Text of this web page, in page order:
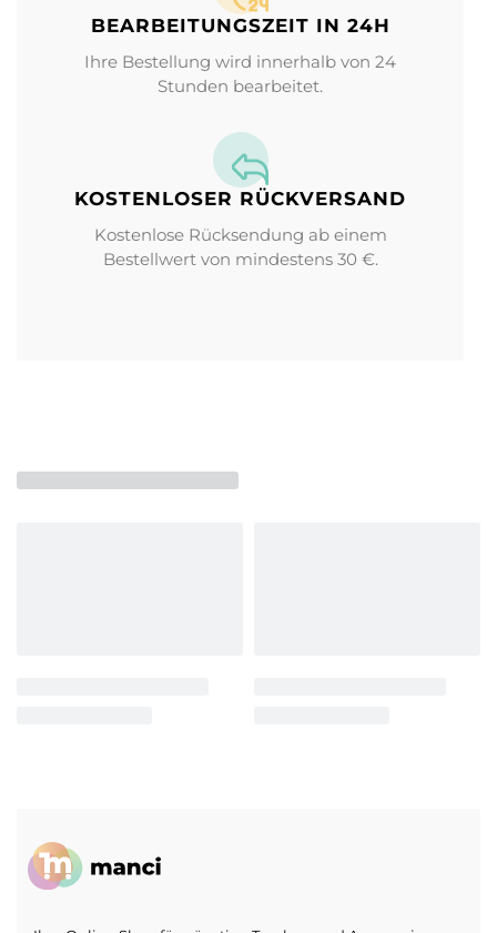
BEARBEITUNGS­ZEIT IN 24H
Ihre Bestellung wird innerhalb von 24
Stunden bearbeitet.
KOSTENLOSER RÜCKVERSAND
Kostenlose Rücksendung ab einem
Bestellwert von mindestens 30 €.